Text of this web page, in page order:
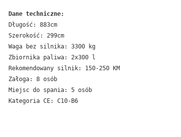
Dane techniczne:
Długość: 883cm
Szerokość: 299cm
Waga bez silnika: 3300 kg
Zbiornika paliwa: 2x300 l
Rekomendowany silnik: 150-250 KM
Załoga: 8 osób
Miejsc do spania: 5 osób
Kategoria CE: C10-B6